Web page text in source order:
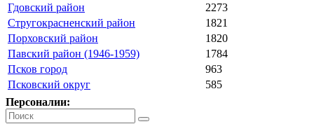
Гдовский район
2273
Стругокрасненский район
1821
Порховский район
1820
Павский район (1946-1959)
1784
Псков город
963
Псковский округ
585
Персоналии: